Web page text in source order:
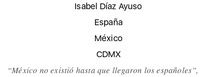
Isabel Díaz Ayuso
España
México
CDMX
“México no existió hasta que llegaron los españoles”,